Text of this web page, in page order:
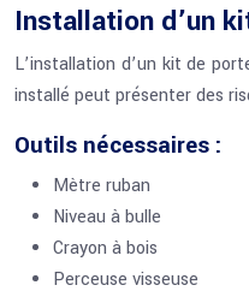
Installation d’un
L’installation d’un kit de
installé peut présenter des
Outils nécessaires :
Mètre ruban
Niveau à bulle
Crayon à bois
Perceuse visseuse